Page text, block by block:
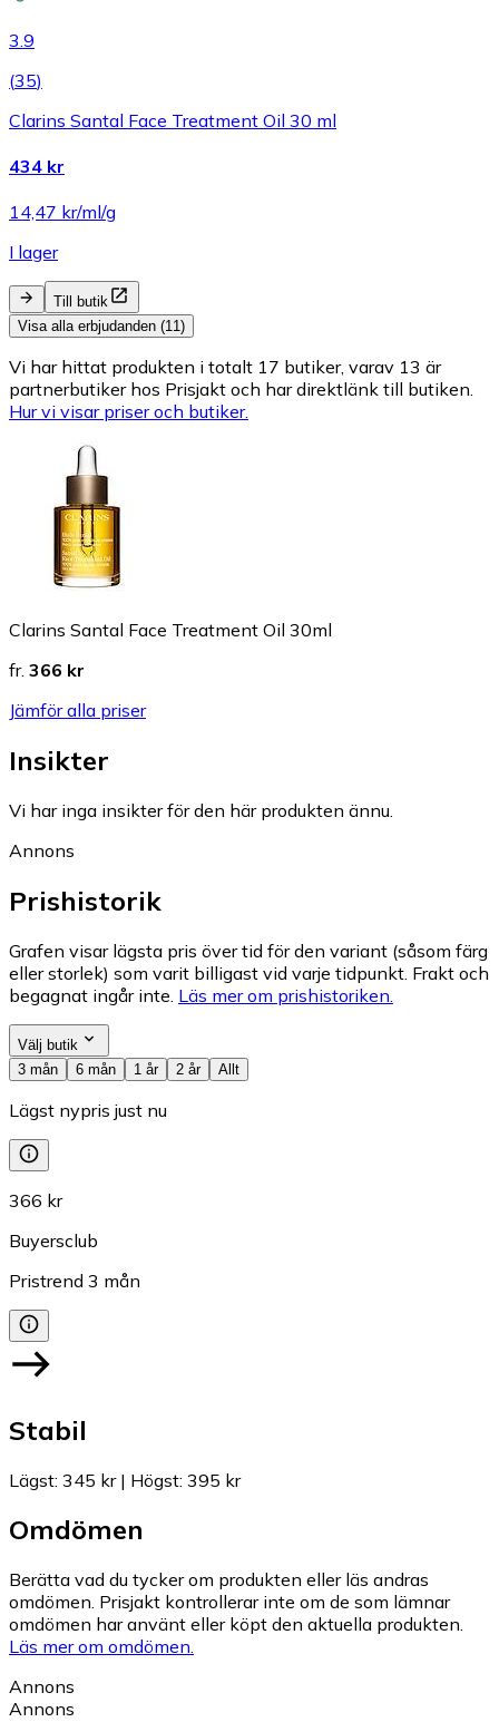
3.9
(35)
Clarins Santal Face Treatment Oil 30 ml
434 kr
14,47 kr/ml/g
I lager
Till butik
Visa alla erbjudanden (11)
Vi har hittat produkten i totalt 17 butiker, varav 13 är
partnerbutiker hos Prisjakt och har direktlänk till butiken.
Hur vi visar priser och butiker.
Clarins Santal Face Treatment Oil 30ml
fr. 366 kr
Jämför alla priser
Insikter
Vi har inga insikter för den här produkten ännu.
Annons
Prishistorik
Grafen visar lägsta pris över tid för den variant (såsom färg
eller storlek) som varit billigast vid varje tidpunkt. Frakt och
begagnat ingår inte. Läs mer om prishistoriken.
Välj butik
3 mån
6 mån 1 år 2 år Allt
Lägst nypris just nu
366 kr
Buyersclub
Pristrend 3 mån
Stabil
Lägst: 345 kr| Högst: 395 kr
Omdömen
Berätta vad du tycker om produkten eller läs andras
omdömen. Prisjakt kontrollerar inte om de som lämnar
omdömen har använt eller köpt den aktuella produkten.
Läs mer om omdömen.
Annons
Annons